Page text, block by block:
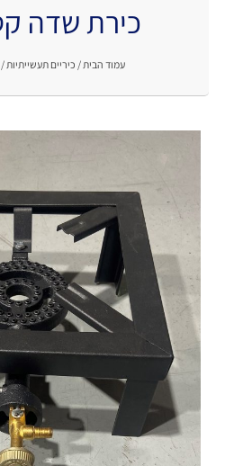
כירת שדה
עמוד הבית / כיריים תעשייתיות/